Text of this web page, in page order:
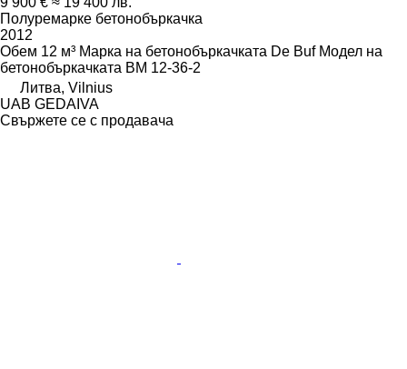
Полуремарке бетонобъркачка
2012
Обем 12 м³ Марка на бетонобъркачката De Buf Модел на
бетонобъркачката BM 12-36-2
Литва, Vilnius
UAB GEDAIVA
Свържете се с продавача